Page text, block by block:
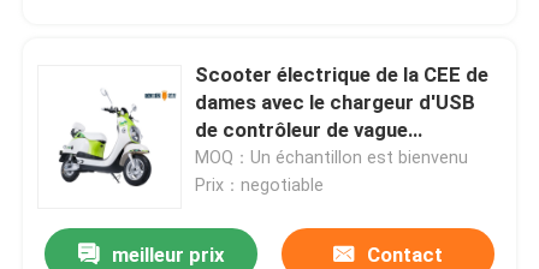
Scooter électrique de la CEE de
dames avec le chargeur d'USB
de contrôleur de vague
sinusoïdale
MOQ：Un échantillon est bienvenu
Prix：negotiable
meilleur prix Contact